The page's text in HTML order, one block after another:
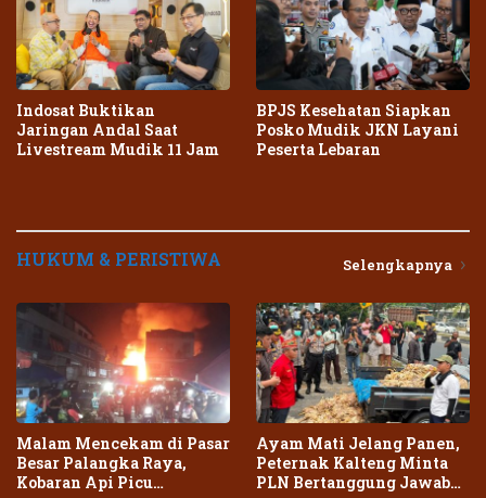
Indosat Buktikan
Jaringan Andal Saat
Livestream Mudik 11 Jam
BPJS Kesehatan Siapkan
Posko Mudik JKN Layani
Peserta Lebaran
HUKUM & PERISTIWA Selengkapnya
Malam Mencekam di Pasar
Besar Palangka Raya,
Kobaran Api Picu
Ayam Mati Jelang Panen,
Peternak Kalteng Minta
PLN Bertanggung Jawab